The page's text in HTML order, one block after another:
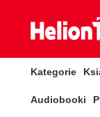
Kategorie
Audiobooki